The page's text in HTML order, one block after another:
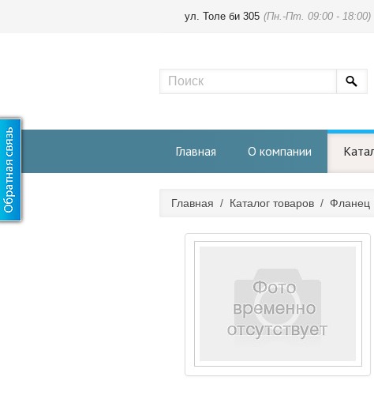
ул. Толе би 305 (Пн.-Пт. 09:00 - 18:00)
Главная О компании
Главная / Каталог товаров / Фланец